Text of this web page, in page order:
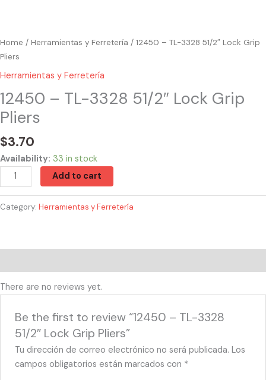
Home / Herramientas y Ferretería / 12450 – TL-3328 51/2″ Lock Grip
Pliers
Herramientas y Ferretería
12450 – TL-3328 51/2″ Lock Grip
Pliers
$3.70
Availability: 33 in stock
Add to cart
Category: Herramientas y Ferretería
There are no reviews yet.
Be the first to review “12450 – TL-3328
51/2″ Lock Grip Pliers”
Tu dirección de correo electrónico no será publicada. Los
campos obligatorios están marcados con *